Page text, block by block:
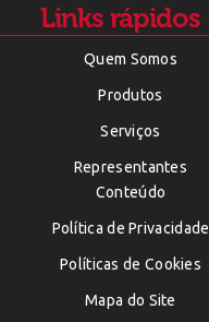
Links rápidos
Quem Somos
Produtos
Serviços
Representantes
Conteúdo
Política de Privacidade
Políticas de Cookies
Mapa do Site